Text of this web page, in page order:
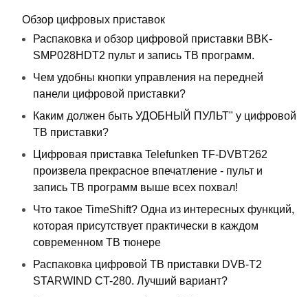
Обзор цифровых приставок
Распаковка и обзор цифровой приставки BBK-
SMP028HDT2 пульт и запись ТВ программ.
Чем удобны кнопки управления на передней
панели цифровой приставки?
Каким должен быть УДОБНЫЙ ПУЛЬТ" у цифровой
ТВ приставки?
Цифровая приставка Telefunken TF-DVBT262
произвела прекрасное впечатление - пульт и
запись ТВ программ выше всех похвал!
Что такое TimeShift? Одна из интересных функций,
которая присутствует практически в каждом
современном ТВ тюнере
Распаковка цифровой ТВ приставки DVB-T2
STARWIND CT-280. Лучший вариант?